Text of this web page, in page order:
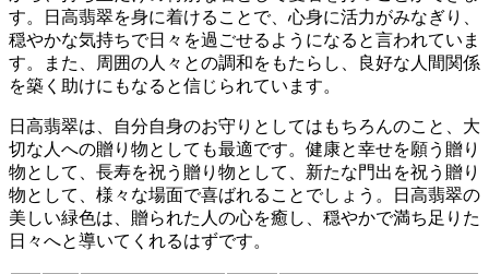
す。
日高翡翠を身に着けることで、 心身に活力がみなぎり、
穏やかな気持ちで日々を過ごせるようになると言われていま
す。また、周囲の人々との調和をもたらし、良好な人間関係
を築く助けにもなると信じられています。
日高翡翠は、自分自身のお守りとしてはもちろんのこと、大
切な人への贈り物としても最適です。健康と幸せを願う贈り
物として、長寿を祝う贈り物として、新たな門出を祝う贈り
物として、様々な場面で喜ばれることでしょう。日高翡翠の
美しい緑色は、贈られた人の心を癒し、穏やかで満ち足りた
日々へと導いてくれるはずです。